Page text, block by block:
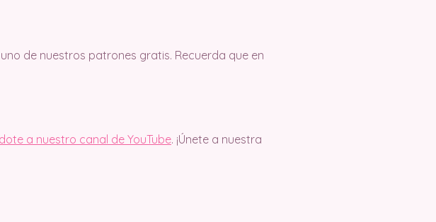
de nuestros patrones gratis. Recuerda que en
a nuestro canal de YouTube. ¡Únete a nuestra